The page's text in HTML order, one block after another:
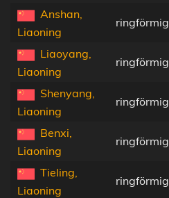
Anshan,
Liaoning
ringförmig
Liaoyang,
Liaoning
ringförmig
Shenyang,
Liaoning
ringförmig
Benxi,
Liaoning
ringförmig
Tieling,
Liaoning
ringförmig